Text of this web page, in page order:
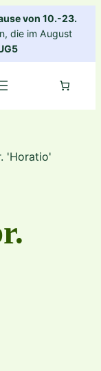
von 10.-23.
die im August
'Horatio'